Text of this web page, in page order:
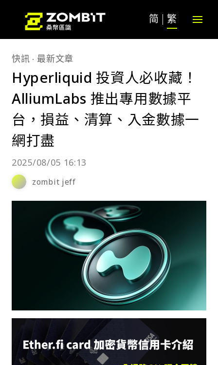
简 繁
快訊 最新文章
Hyperliquid 投資人必收藏！
AlliumLabs 推出專用數據平
台，損益、清算、入金數據一
網打盡
2025/08/05 16:13
zombit jeff